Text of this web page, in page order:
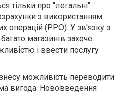
тільки про "легальні"
з використанням
операцій (РРО). У зв'язку з
магазинів захоче
і ввести послугу
можливість переводити
вигода. Нововведення